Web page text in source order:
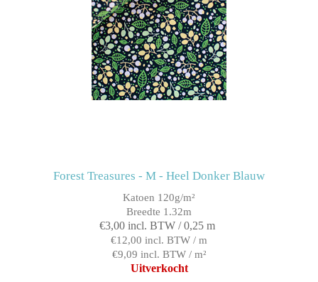
Forest Treasures - M - Heel Donker Blauw
Katoen 120g/m²
Breedte 1.32m
€3,00 incl. BTW / 0,25 m
€12,00 incl. BTW / m
€9,09 incl. BTW / m²
Uitverkocht